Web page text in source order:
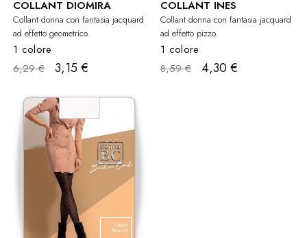
COLLANT DIOMIRA
Collant donna con fantasia jacquard
ad effetto geometrico.
1 colore
6,29 €
3,15 €
COLLANT INES
Collant donna con fantasia jacquard
ad effetto pizzo.
1 colore
8,59 €
4,30 €